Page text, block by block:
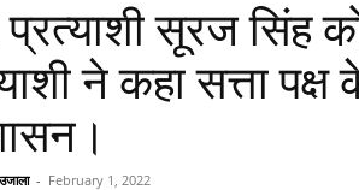
प्रत्याशी सूरज सिंह
ने कहा सत्ता
- February 1, 2022